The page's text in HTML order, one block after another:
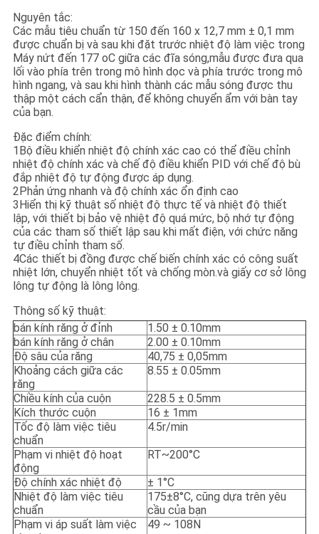
Nguyên tắc:
Các mẫu tiêu chuẩn từ 150 đến 160 x 12,7 mm ± 0,1 mm
được chuẩn bị và sau khi đặt trước nhiệt độ làm việc trong
Máy nứt đến 177 oC giữa các đĩa sóng,mẫu được đưa qua
lối vào phía trên trong mô hình dọc và phía trước trong mô
hình ngang, và sau khi hình thành các mẫu sóng được thu
thập một cách cẩn thận, để không chuyển ẩm với bàn tay
của bạn.
Đặc điểm chính:
1Bộ điều khiển nhiệt độ chính xác cao có thể điều chỉnh
nhiệt độ chính xác và chế độ điều khiển PID với chế độ bù
đắp nhiệt độ tự động được áp dụng.
2Phản ứng nhanh và độ chính xác ổn định cao
3Hiển thị kỹ thuật số nhiệt độ thực tế và nhiệt độ thiết
lập, với thiết bị bảo vệ nhiệt độ quá mức, bộ nhớ tự động
của các tham số thiết lập sau khi mất điện, với chức năng
tự điều chỉnh tham số.
4Các thiết bị đồng được chế biến chính xác có công suất
nhiệt lớn, chuyển nhiệt tốt và chống mòn.và giấy cơ sở lông
lông tự động là lông lông.
Thông số kỹ thuật:
bán kính răng ở đỉnh
1.50 ± 0.10mm
bán kính răng ở chân
2.00 ± 0.10mm
Độ sâu của răng
40,75 ± 0,05mm
Khoảng cách giữa các
răng
8.55 ± 0.05mm
Chiều kính của cuộn
228.5 ± 0.5mm
Kích thước cuộn
16 ± 1mm
Tốc độ làm việc tiêu
chuẩn
4.5r/min
Phạm vi nhiệt độ hoạt
động
RT~200°C
Độ chính xác nhiệt độ
± 1°C
Nhiệt độ làm việc tiêu
chuẩn
175±8°C, cũng dựa trên yêu
cầu của bạn
Phạm vi áp suất làm việc
49 ~ 108N